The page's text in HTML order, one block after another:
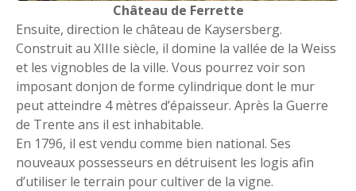
Château de Ferrette
Ensuite, direction le château de Kaysersberg.
Construit au XIIIe siècle, il domine la vallée de la Weiss
et les vignobles de la ville. Vous pourrez voir son
imposant donjon de forme cylindrique dont le mur
peut atteindre 4 mètres d’épaisseur. Après la Guerre
de Trente ans il est inhabitable.
En 1796, il est vendu comme bien national. Ses
nouveaux possesseurs en détruisent les logis afin
d’utiliser le terrain pour cultiver de la vigne.